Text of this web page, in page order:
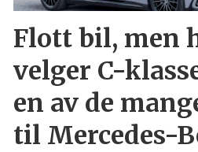
Flott bil, men
velger C-
en av de
til Mercedes-